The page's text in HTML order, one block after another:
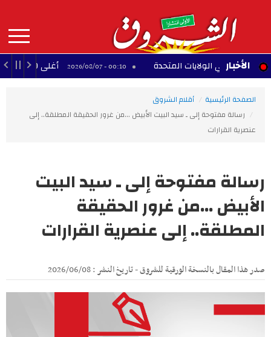
contenu
principal
MAIN
NAVIGATION الأخبار
في الولايات المتحدة 00:10 - 2026/08/07 أغلى 10 لاعبين أفارقة عبر التاريخ
الصفحة الرئيسية
أقلام الشروق
رسالة مفتوحة إلى ـ سيد البيت الأبيض ...من غرور الحقيقة المطلقة.. إلى
عنصرية القرارات
رسالة مفتوحة إلى ـ سيد البيت
الأبيض ...من غرور الحقيقة
المطلقة.. إلى عنصرية القرارات
صدر هذا المقال بالنسخة الورقية للشروق - تاريخ النشر : 2026/06/08